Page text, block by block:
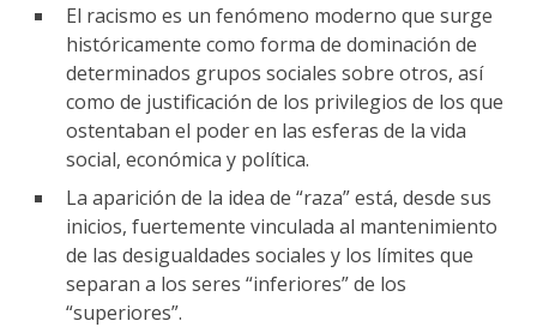
El racismo es un fenómeno moderno que surge
históricamente como forma de dominación de
determinados grupos sociales sobre otros, así
como de justificación de los privilegios de los que
ostentaban el poder en las esferas de la vida
social, económica y política.
La aparición de la idea de “raza” está, desde sus
inicios, fuertemente vinculada al mantenimiento
de las desigualdades sociales y los límites que
separan a los seres “inferiores” de los
“superiores”.